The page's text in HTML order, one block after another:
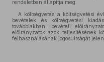
rendeletben állapítja meg.
A költségvetés a költségvetési
bevételek és költségvetési
továbbiakban: bevételi
előirányzatok azok teljesítésének
felhasználásának jogosultságát